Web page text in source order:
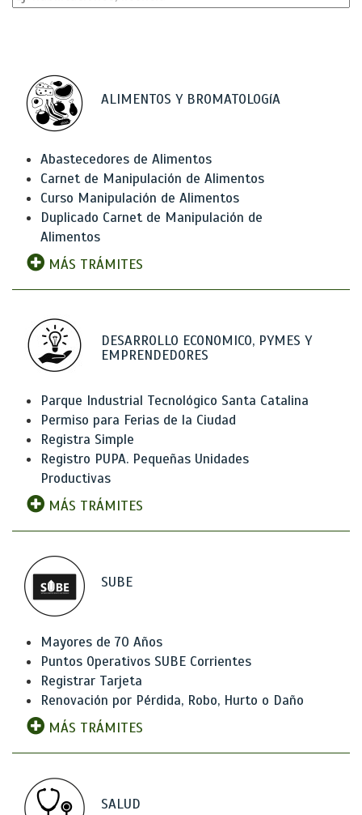
ALIMENTOS Y BROMATOLOGíA
Abastecedores de Alimentos
Carnet de Manipulación de Alimentos
Curso Manipulación de Alimentos
Duplicado Carnet de Manipulación de
Alimentos
MÁS TRÁMITES
DESARROLLO ECONOMICO, PYMES Y
EMPRENDEDORES
Parque Industrial Tecnológico Santa Catalina
Permiso para Ferias de la Ciudad
Registra Simple
Registro PUPA. Pequeñas Unidades
Productivas
MÁS TRÁMITES
SUBE
Mayores de 70 Años
Puntos Operativos SUBE Corrientes
Registrar Tarjeta
Renovación por Pérdida, Robo, Hurto o Daño
MÁS TRÁMITES
SALUD